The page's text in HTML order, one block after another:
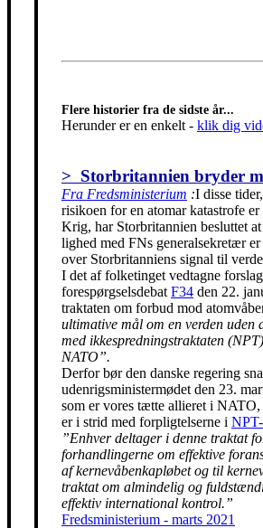
Flere historier fra de sidste år...
Herunder er en enkelt - klik dig
> Storbritannien bryder
Fra Fredsministerium :I disse
risikoen for en atomar katastrofe
Krig, har Storbritannien besluttet
lighed med FNs generalsekretær er
over Storbritanniens signal til
I det af folketinget vedtagne forslag
forespørgselsdebat F34 den 22.
traktaten om forbud mod
ultimative mål om en verden uden
med ikkespredningstraktaten
NATO”.
Derfor bør den danske regering
udenrigsministermødet den 23.
som er vores tætte allieret i
er i strid med forpligtelserne i
”Enhver deltager i denne traktat
forhandlingerne om effektive
af kernevåbenkapløbet og til
traktat om almindelig og
effektiv international kontrol.”
Fredsministerium - marts 2021